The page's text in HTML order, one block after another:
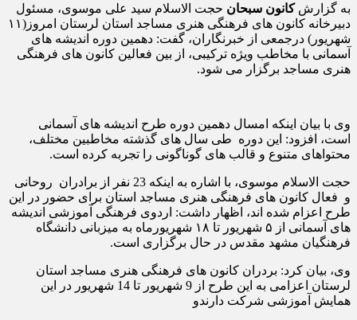
به گزارشکانون سبحان حجت الاسلام سید علی موسوی، مسئول
دبیرخانه کانون های فرهنگی هنری مساجد استان لرستان امروز(۱۱
شهریور) درجمعی از خبرنگاران، گفت: دهمین دوره اندیشه های
آسمانی با مخاطب ویژه ترکیبی، از بین فعالین کانون های فرهنگی
هنری مساجد برگزار می شود.
وی با بیان اینکه امسال دهمین دوره طرح اندیشه های آسمانی
است، افزود: این دوره طی سال های گذشته مخاطبین مختلف،
محتواهای متنوع و قالب های گوناگونی را تجربه کرده است.
حجت الاسلام موسوی، با اشاره به اینکه 23 نفر از برادران روحانی
و فعال کانون های فرهنگی هنری مساجد استان برای حضور در این
طرح اعزام شده اند، اظهار داشت: اردوی فرهنگی آموزشی اندیشه
های آسمانی از ۵ شهریور تا ۱۸ شهریورماه به میزبانی دانشگاه
فرهنگیان مشهد مقدس در حال برگزاری است.
وی، بیان کرد: بردران کانون های فرهنگی هنری مساجد استان
لرستان اعزامی به این طرح از 9 شهریور تا 14 شهریور در این
همایش آموزشی شرکت دارندو